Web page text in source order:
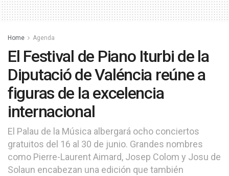
Home Agenda
El Festival de Piano Iturbi de la
Diputació de Valéncia reúne a
figuras de la excelencia
internacional
El Palau de la Música albergará ocho conciertos
gratuitos del 16 al 30 de junio. Grandes nombres
como Pierre-Laurent Aimard, Josep Colom y Josu de
Solaun encabezan una edición que también